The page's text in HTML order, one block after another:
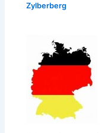
Zylberberg